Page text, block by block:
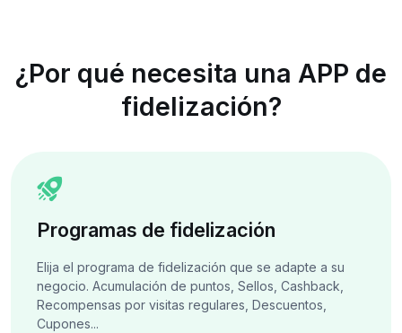
¿Por qué necesita una APP de
fidelización?
Programas de fidelización
Elija el programa de fidelización que se adapte a su
negocio. Acumulación de puntos, Sellos, Cashback,
Recompensas por visitas regulares, Descuentos,
Cupones...